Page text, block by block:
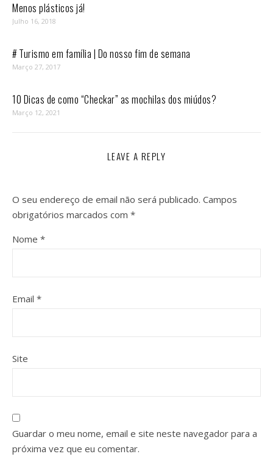
Menos plásticos já!
Julho 16, 2018
# Turismo em família | Do nosso fim de semana
Março 27, 2017
10 Dicas de como “Checkar” as mochilas dos miúdos?
Março 12, 2021
LEAVE A REPLY
O seu endereço de email não será publicado. Campos
obrigatórios marcados com *
Nome *
Email *
Site
Guardar o meu nome, email e site neste navegador para a
próxima vez que eu comentar.